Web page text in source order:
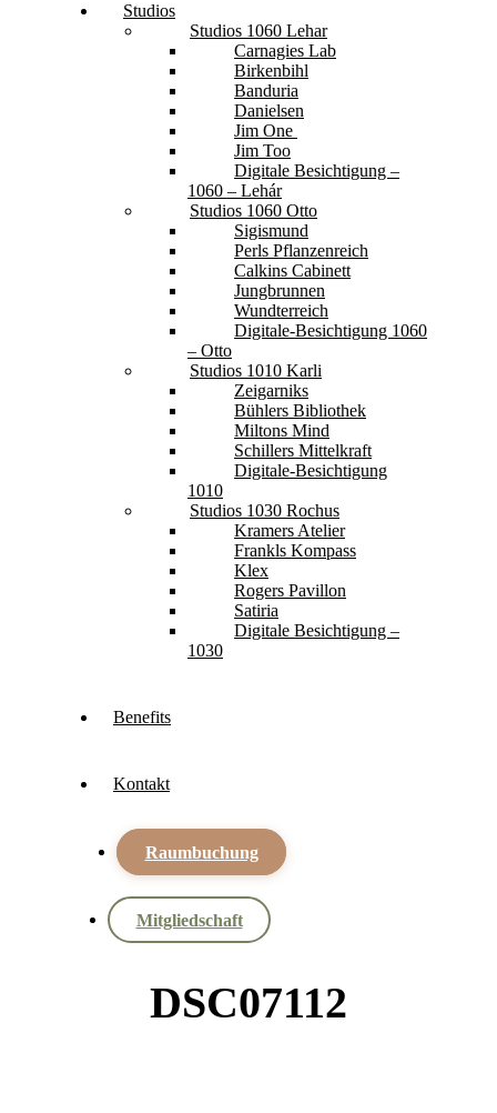
Studios
Studios 1060 Lehar
Carnagies Lab
Birkenbihl
Banduria
Danielsen
Jim One
Jim Too
Digitale Besichtigung –
1060 – Lehár
Studios 1060 Otto
Sigismund
Perls Pflanzenreich
Calkins Cabinett
Jungbrunnen
Wundterreich
Digitale-Besichtigung 1060
– Otto
Studios 1010 Karli
Zeigarniks
Bühlers Bibliothek
Miltons Mind
Schillers Mittelkraft
Digitale-Besichtigung
1010
Studios 1030 Rochus
Kramers Atelier
Frankls Kompass
Klex
Rogers Pavillon
Satiria
Digitale Besichtigung –
1030
Benefits
Kontakt
Raumbuchung
Mitgliedschaft
DSC07112